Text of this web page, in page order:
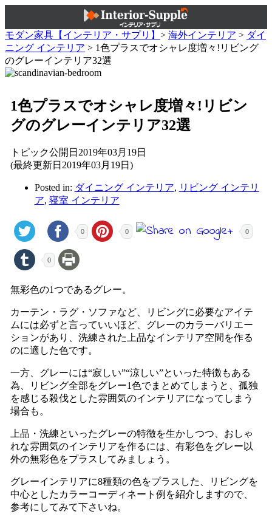
モダン家具【インテリア・サプリ】 > 海外インテリア > ダイ
ニング インテリア > 1色プラスでオシャレ度増々!リビング
のグレーインテリア32選
1色プラスでオシャレ度増々!リビン
グのグレーインテリア32選
トピック公開日2019年03月19日
(最終更新日2019年03月19日)
Posted in: ダイニング インテリア, リビング インテリ
ア, 寝室 インテリア
0 0 0
0
無彩色の1つであるグレー。
カーテン・ラグ・ソファなど、リビングに必要なアイテ
ムには必ずと言っていいほど、グレーのカラーバリエー
ションがあり、洗練された上品なインテリア空間を作る
のに適した色です。
一方、グレーには“寂しい”“涼しい”といった特徴もある
為、リビング全部をグレー1色でまとめてしまうと、孤独
を感じる殺伐とした雰囲気のインテリアになってしまう
場合も。
上品・洗練といったグレーの特徴を生かしつつ、おしゃ
れな雰囲気のインテリアを作るには、有彩色をグレー以
外の無彩色をプラスしてみましょう。
グレーインテリアに8種類の色をプラスした、リビングを
中心としたカラーコーディネート例を紹介しますので、
参考にしてみて下さいね。